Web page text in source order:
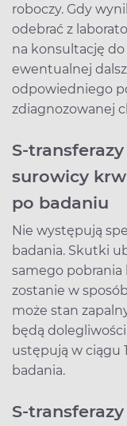
roboczy. Gdy
odebrać z
na konsultację
ewentualnej
odpowiedniego
zdiagnozowanej
S-
surowicy
po badaniu
Nie występują
badania. Skutki
samego pobrania
zostanie w
może stan
będą
ustępują w ciągu
badania.
S-